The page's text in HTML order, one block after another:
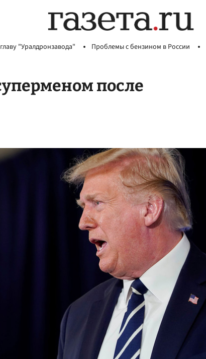
"Уралдронзавода" Проблемы с бензином в России
после